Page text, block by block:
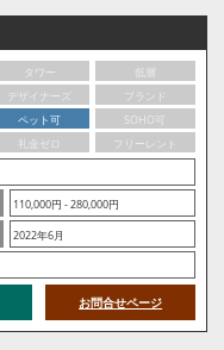
タワー
低層
デザイナーズ
ブランド
ペット可
SOHO可
礼金ゼロ
フリーレント
110,000円 - 280,000円
2022年6月
お問合せページ